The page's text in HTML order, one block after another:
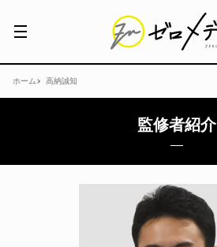
ホーム 高納誠知
監修者紹介